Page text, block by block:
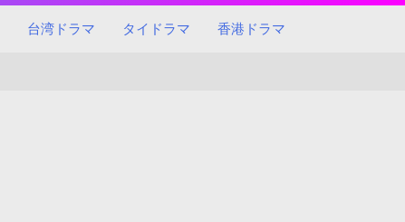
台湾ドラマ タイドラマ 香港ドラマ